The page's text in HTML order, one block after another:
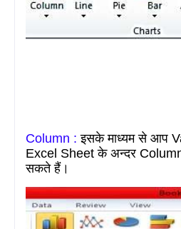
Column :इसके माध्यम से आप
Excel Sheet के अन्दर
सकते हैं।